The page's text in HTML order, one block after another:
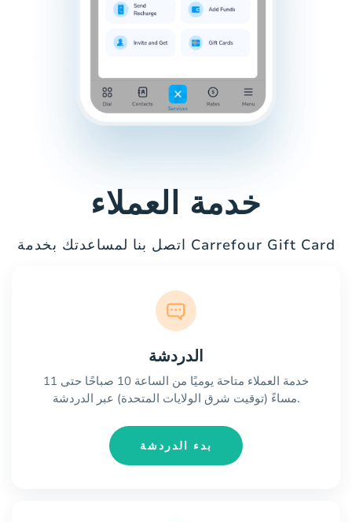
خدمة العملاء
اتصل بنا لمساعدتك بخدمة Carrefour Gift Card
الدردشة
خدمة العملاء متاحة يوميًا من الساعة 10 صباحًا حتى 11
مساءً (توقيت شرق الولايات المتحدة) عبر الدردشة.
بدء الدردشة